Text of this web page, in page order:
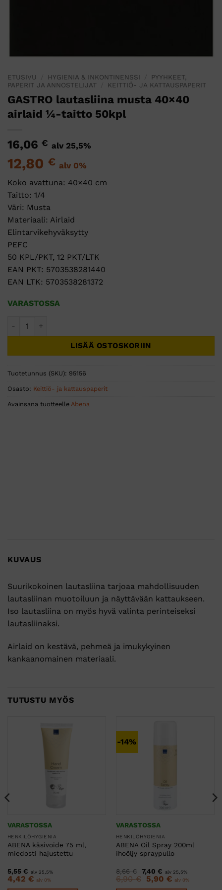
ETUSIVU HYGIENIA & INKONTINENSSI
PYYHKEET,
PAPERIT JA ANNOSTELIJAT
KEITTIÖ- JA KATTAUSPAPERIT
GASTRO lautasliina musta 40×40
airlaid ¼-taitto 50kpl
16,06 € alv 25,5%
12,80 € alv 0%
Koko avattuna: 40×40 cm
Taitto: 1/4
Väri: Musta
Materiaali: Airlaid
Elintarvikehyväksytty
PEFC
50 KPL/PKT, 12 PKT/LTK
EAN PKT: 5703538281440
EAN LTK: 5703538281372
VARASTOSSA
LISÄÄ OSTOSKORIIN
Tuotetunnus (SKU): 95156
Osasto: Keittiö- ja kattauspaperit
Avainsana tuotteelle Abena
KUVAUS
Suurikokoinen lautasliina tarjoaa mahdollisuuden
lautasliinan muotoiluun ja näyttävään kattaukseen.
Iso lautasliina on myös hyvä valinta perinteiseksi
lautasliinaksi.
Airlaid on kestävä, pehmeä ja imukykyinen
kankaanomainen materiaali.
TUTUSTU MYÖS
VARASTOSSA
HENKILÖHYGIENIA
ABENA käsivoide 75 ml,
miedosti hajustettu
5,55 € alv 25,5%
4,42 € alv 0%
-14%
VARASTOSSA
HENKILÖHYGIENIA
ABENA Oil Spray 200ml
ihoöljy spraypullo
8,66€ Alkuperäinen
hinta
oli:
7,40 €Nykyinen
hinta
on:
alv 25,5%
6,90€
Alkuperäinen
hinta
5,90 €Nykyinen
hinta
alv 0%